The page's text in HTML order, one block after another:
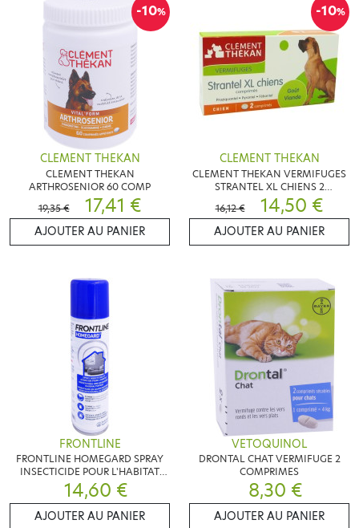
-10%
CLEMENT THEKAN
CLEMENT THEKAN
ARTHROSENIOR 60 COMP
19,35 €
17,41 €
AJOUTER AU PANIER
-10%
CLEMENT THEKAN
CLEMENT THEKAN VERMIFUGES
STRANTEL XL CHIENS 2
COMPRIMES
16,12 € 14,50 €
AJOUTER AU PANIER
FRONTLINE
FRONTLINE HOMEGARD SPRAY
INSECTICIDE POUR L'HABITAT
250ML
14,60 €
AJOUTER AU PANIER
VETOQUINOL
DRONTAL CHAT VERMIFUGE 2
COMPRIMES
8,30 €
AJOUTER AU PANIER